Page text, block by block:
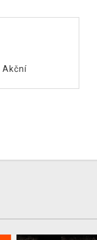
Akční